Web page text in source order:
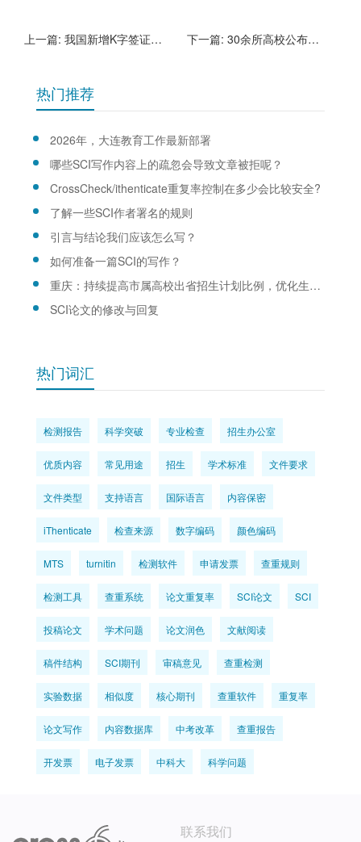
上一篇: 我国新增K字签证，发给入境的外国青年科技人才 下一篇: 30余所高校公布2025年国家自然科学基金立项结果
热门推荐
2026年，大连教育工作最新部署
哪些SCI写作内容上的疏忽会导致文章被拒呢？
CrossCheck/ithenticate重复率控制在多少会比较安全?
了解一些SCI作者署名的规则
引言与结论我们应该怎么写？
如何准备一篇SCI的写作？
重庆：持续提高市属高校出省招生计划比例，优化生源结构
SCI论文的修改与回复
热门词汇
检测报告 科学突破 专业检查 招生办公室
优质内容 常见用途 招生 学术标准 文件要求
文件类型 支持语言 国际语言 内容保密
iThenticate 检查来源 数字编码 颜色编码
MTS turnitin 检测软件 申请发票 查重规则
检测工具 查重系统 论文重复率 SCI论文 SCI
投稿论文 学术问题 论文润色 文献阅读
稿件结构 SCI期刊 审稿意见 查重检测
实验数据 相似度 核心期刊 查重软件 重复率
论文写作 内容数据库 中考改革 查重报告
开发票 电子发票 中科大 科学问题
联系我们